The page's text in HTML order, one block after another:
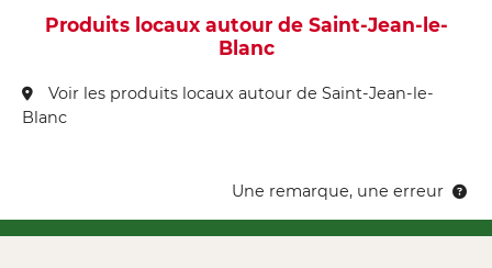
Produits locaux autour de Saint-Jean-le-
Blanc
Voir les produits locaux autour de Saint-Jean-le-
Blanc
Une remarque, une erreur